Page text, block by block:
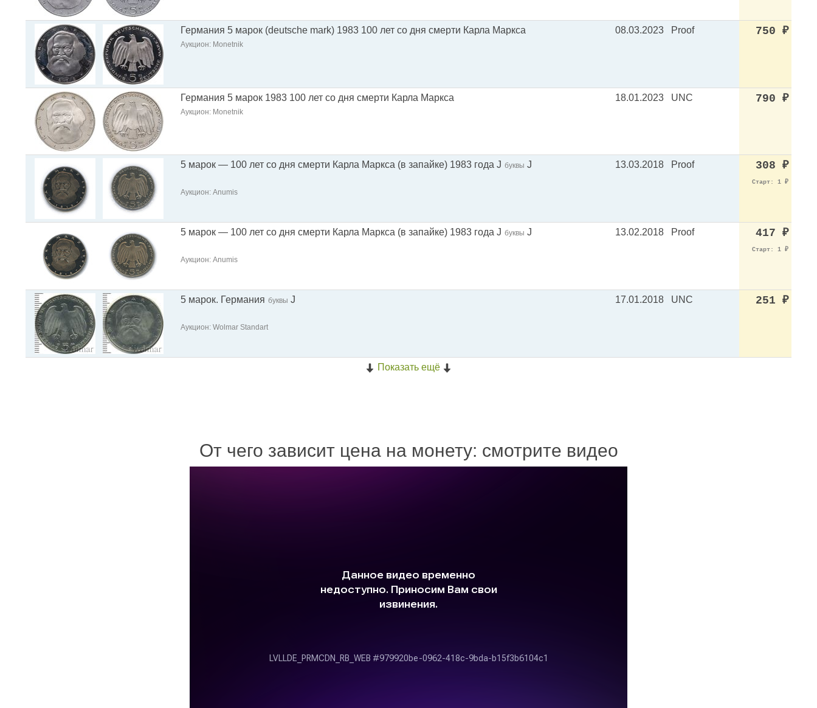
Германия 5 марок (deutsche mark) 1983 100 лет со дня смерти Карла Маркса
Аукцион: Monetnik
08.03.2023 Proof 750 ₽
Германия 5 марок 1983 100 лет со дня смерти Карла Маркса
Аукцион: Monetnik
18.01.2023 UNC 790 ₽
5 марок — 100 лет со дня смерти Карла Маркса (в запайке) 1983 года J буквы J
Аукцион: Anumis
13.03.2018 Proof 308 ₽
Старт: 1 ₽
5 марок — 100 лет со дня смерти Карла Маркса (в запайке) 1983 года J буквы J
Аукцион: Anumis
13.02.2018 Proof 417 ₽
Старт: 1 ₽
5 марок. Германия буквы J
Аукцион: Wolmar Standart
17.01.2018 UNC 251 ₽
Показать ещё
От чего зависит цена на монету: смотрите видео